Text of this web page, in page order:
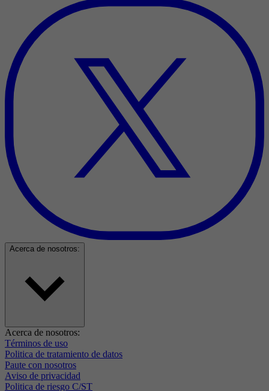
Acerca de nosotros:
Acerca de nosotros:
Términos de uso
Politica de tratamiento de datos
Paute con nosotros
Aviso de privacidad
Politica de riesgo C/ST